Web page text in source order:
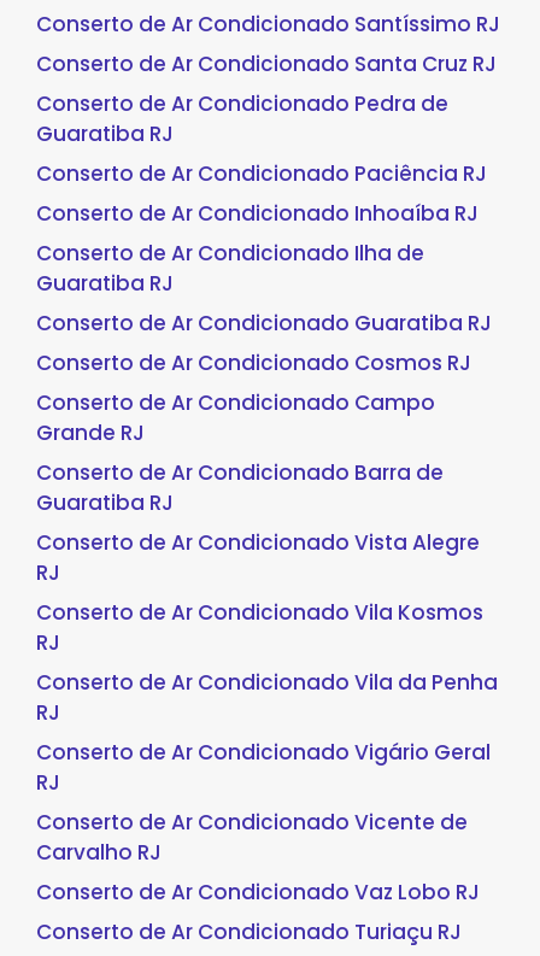
Conserto de Ar Condicionado Santíssimo RJ
Conserto de Ar Condicionado Santa Cruz RJ
Conserto de Ar Condicionado Pedra de
Guaratiba RJ
Conserto de Ar Condicionado Paciência RJ
Conserto de Ar Condicionado Inhoaíba RJ
Conserto de Ar Condicionado Ilha de
Guaratiba RJ
Conserto de Ar Condicionado Guaratiba RJ
Conserto de Ar Condicionado Cosmos RJ
Conserto de Ar Condicionado Campo
Grande RJ
Conserto de Ar Condicionado Barra de
Guaratiba RJ
Conserto de Ar Condicionado Vista Alegre
RJ
Conserto de Ar Condicionado Vila Kosmos
RJ
Conserto de Ar Condicionado Vila da Penha
RJ
Conserto de Ar Condicionado Vigário Geral
RJ
Conserto de Ar Condicionado Vicente de
Carvalho RJ
Conserto de Ar Condicionado Vaz Lobo RJ
Conserto de Ar Condicionado Turiaçu RJ